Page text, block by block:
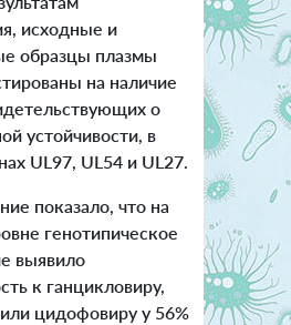
исходные и
образцы плазмы
на наличие
о
устойчивости, в
UL97, UL54 и UL27.
показало, что на
генотипическое
выявило
к ганцикловиру,
цидофовиру у 56%